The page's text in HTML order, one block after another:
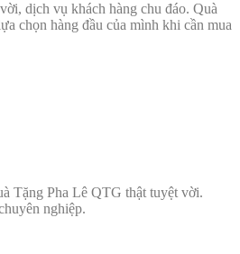
dịch vụ khách hàng chu đáo. Quà
chọn hàng đầu của mình khi cần mua
Tặng Pha Lê QTG thật tuyệt vời.
nghiệp.